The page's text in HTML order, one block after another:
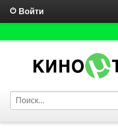
Войти